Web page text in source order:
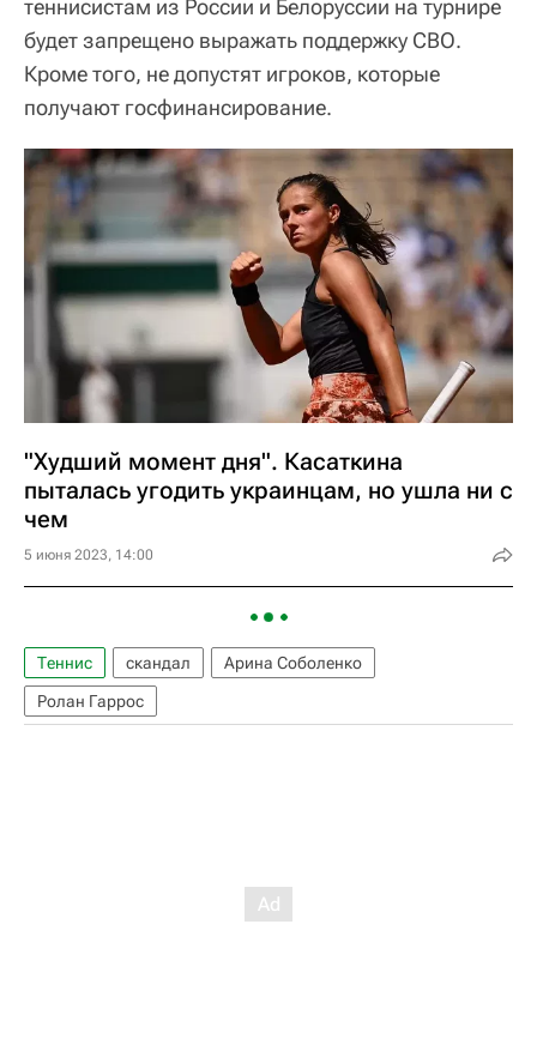
теннисистам из России и Белоруссии на турнире
будет запрещено выражать поддержку СВО.
Кроме того, не допустят игроков, которые
получают госфинансирование.
"Худший момент дня". Касаткина
пыталась угодить украинцам, но ушла ни с
чем
5 июня 2023, 14:00
Теннис скандал
Арина Соболенко
Ролан Гаррос